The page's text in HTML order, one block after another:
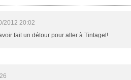
2012 20:02
fait un détour pour aller à Tintagel!